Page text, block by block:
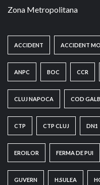
Zona Metropolitana
ACCIDENT ACCIDENT
ANPC BOC CCR
CLUJ NAPOCA COD
CTP CTP CLUJ DN1
EROILOR FERMA DE PUI
GUVERN H.SULEA